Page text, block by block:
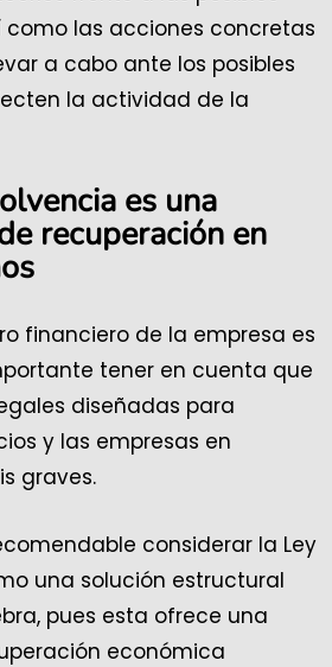
las acciones concretas
a cabo ante los posibles
la actividad de la
es una
recuperación en
financiero de la empresa es
tener en cuenta que
diseñadas para
y las empresas en
graves.
considerar la Ley
una solución estructural
pues esta ofrece una
económica